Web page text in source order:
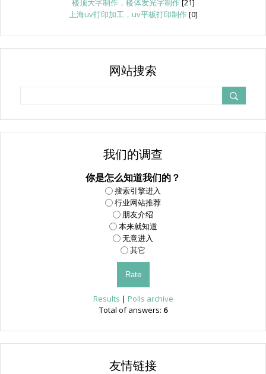
楼顶大字制作，楼体发光字制作 [21]
上海uv打印加工，uv平板打印制作[0]
网站搜索
我们的调查
你是怎么知道我们的？
搜索引擎进入
行业网站推荐
朋友介绍
本来就知道
无意进入
其它
Results | Polls archive
Total of answers: 6
友情链接